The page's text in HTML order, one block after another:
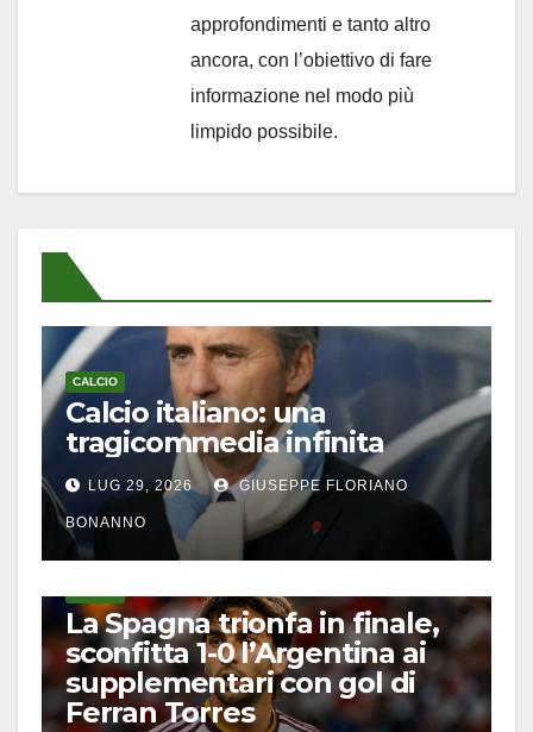
approfondimenti e tanto altro
ancora, con l’obiettivo di fare
informazione nel modo più
limpido possibile.
CALCIO
Calcio italiano: una
tragicommedia infinita
LUG 29, 2026 GIUSEPPE FLORIANO
BONANNO
La Spagna trionfa in finale,
sconfitta 1-0 l’Argentina ai
supplementari con gol di
Ferran Torres